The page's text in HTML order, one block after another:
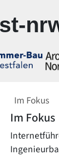
Im Fokus
Im Fokus